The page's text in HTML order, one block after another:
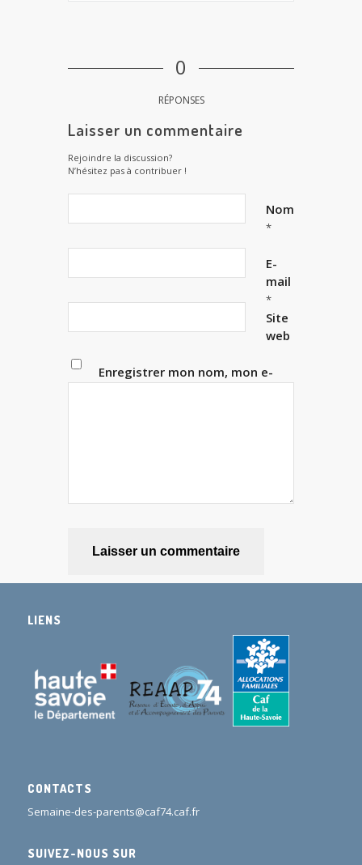
0
RÉPONSES
Laisser un commentaire
Rejoindre la discussion?
N’hésitez pas à contribuer !
Nom
*
E-
mail
*
Site
web
Enregistrer mon nom, mon e-
LIENS
CONTACTS
Semaine-des-parents@caf74.caf.fr
SUIVEZ-NOUS SUR